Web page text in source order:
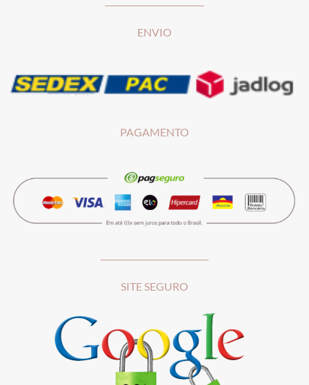
ENVIO
PAGAMENTO
SITE SEGURO